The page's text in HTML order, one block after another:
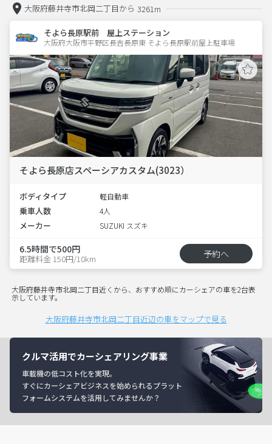
大阪府藤井寺市北岡二丁目から 3261m
そよら長原駅前 屋上ステーション
大阪府大阪市平野区長吉長原東 そよら長原駅前屋上駐車場
そよら長原店スペーシアカスタム(3023）
ボディタイプ 軽自動車
乗車人数 4人
メーカー SUZUKI スズキ
6.5時間で500円
距離料金 150円/10km 予約へ
大阪府藤井寺市北岡二丁目近くから、おすすめ順にカーシェアの車を2台表
示しています。
大阪府藤井寺市北岡二丁目近辺の車をマップで見る
クルマ活用でカーシェアリング事業
車載機の低コスト化を実現。
すぐにカーシェアビジネスを始められるプラット
フォームシステムを活用してみませんか？